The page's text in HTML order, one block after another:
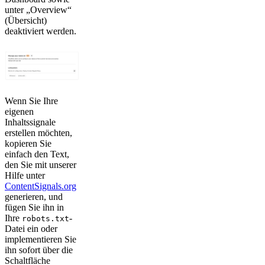
unter „Overview“
(Übersicht)
deaktiviert werden.
Wenn Sie Ihre
eigenen
Inhaltssignale
erstellen möchten,
kopieren Sie
einfach den Text,
den Sie mit unserer
Hilfe unter
ContentSignals.org
generieren, und
fügen Sie ihn in
Ihre robots.txt-
Datei ein oder
implementieren Sie
ihn sofort über die
Schaltfläche